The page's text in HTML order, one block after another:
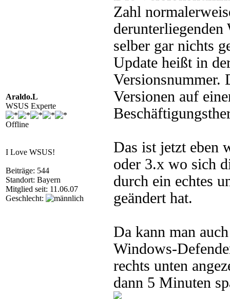
Araldo.L
WSUS Experte
Offline
I Love WSUS!
Beiträge: 544
Standort: Bayern
Mitglied seit: 11.06.07
Geschlecht:
Zahl
selber gar nichts
Update heißt in
Versionsnummer.
Versionen auf
Das ist jetzt eben
oder 3.x wo sich
durch ein echtes
geändert hat.
Da kann man
Windows-
rechts unten
dann 5 Minuten